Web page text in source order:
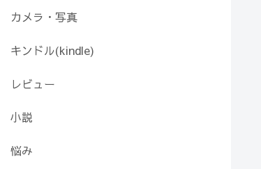
カメラ・写真
キンドル(kindle)
レビュー
小説
悩み